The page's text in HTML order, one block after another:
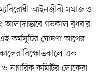
আইনজীবী সমাজ ও
আলাদাভাবে গতকাল বুধবার
এই কর্মসূচির ঘোষণা আগের
বিক্ষোভকালে এক
ও নাগরিক কমিটির লোকেরা